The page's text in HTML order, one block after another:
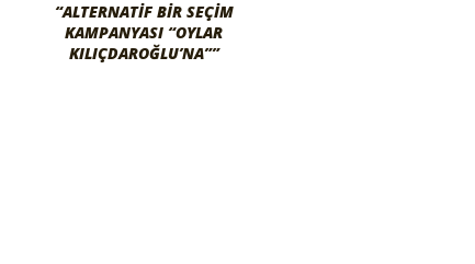
“ALTERNATIF BIR SEÇIM
KAMPANYASI “OYLAR
KILIÇDAROĞLU’NA””